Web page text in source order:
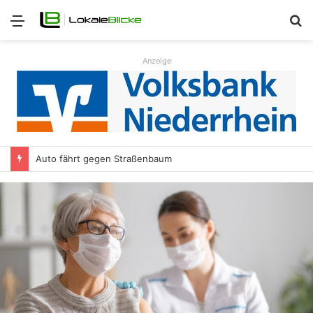
Menü
Anzeige
Auto fährt gegen Straßenbaum